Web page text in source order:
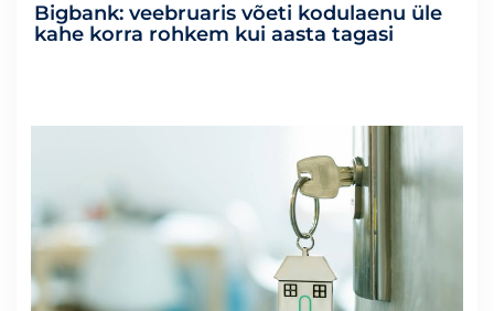
Bigbank: veebruaris võeti kodulaenu üle
kahe korra rohkem kui aasta tagasi